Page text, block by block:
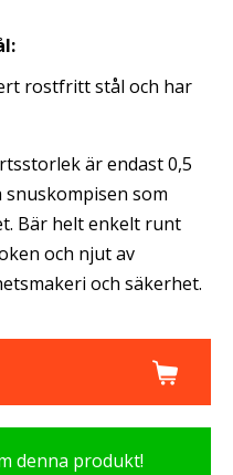
rostfritt stål och har
är endast 0,5
som
Bär helt enkelt runt
och njut av
och säkerhet.
denna produkt!